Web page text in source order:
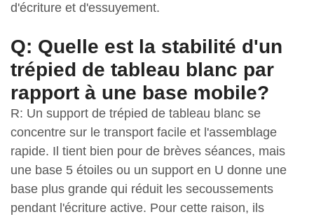
d'écriture et d'essuyement.
Q: Quelle est la stabilité d'un
trépied de tableau blanc par
rapport à une base mobile?
R: Un support de trépied de tableau blanc se
concentre sur le transport facile et l'assemblage
rapide. Il tient bien pour de brèves séances, mais
une base 5 étoiles ou un support en U donne une
base plus grande qui réduit les secoussements
pendant l'écriture active. Pour cette raison, ils